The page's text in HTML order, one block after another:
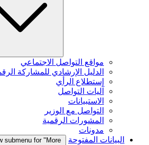
مواقع التواصل الاجتماعي
الدليل الإرشادي للمشاركة
إستطلاع الرأي
آليات التواصل
الاستبيانات
التواصل مع الوزير
المشورات الرقمية
مدونات
البيانات المفتوحة
submenu for "More"